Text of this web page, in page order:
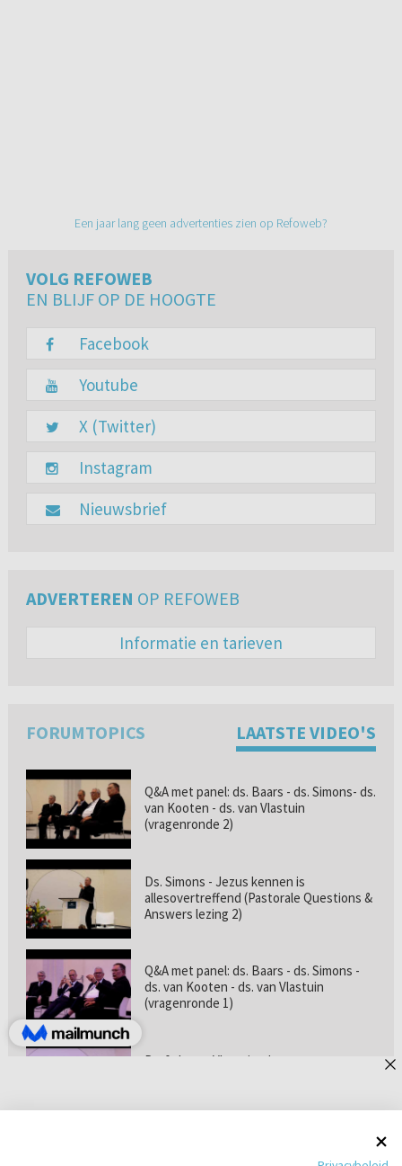
Een jaar lang geen advertenties zien op Refoweb?
VOLG REFOWEB
EN BLIJF OP DE HOOGTE
Facebook
Youtube
X (Twitter)
Instagram
Nieuwsbrief
ADVERTEREN OP REFOWEB
Informatie en tarieven
FORUMTOPICS LAATSTE VIDEO'S
Q&A met panel: ds. Baars - ds. Simons- ds.
van Kooten - ds. van Vlastuin
(vragenronde 2)
Ds. Simons - Jezus kennen is
allesovertreffend (Pastorale Questions &
Answers lezing 2)
Q&A met panel: ds. Baars - ds. Simons -
ds. van Kooten - ds. van Vlastuin
(vragenronde 1)
Prof. dr. van Vlastuin - Is